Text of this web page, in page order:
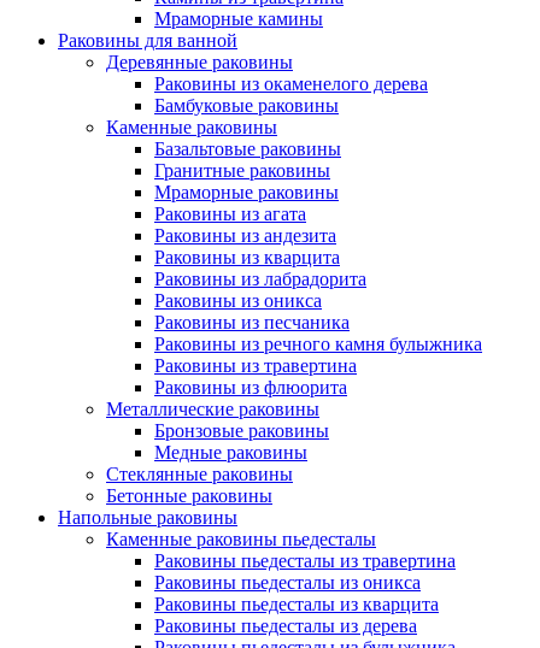
Мраморные камины
Раковины для ванной
Деревянные раковины
Раковины из окаменелого дерева
Бамбуковые раковины
Каменные раковины
Базальтовые раковины
Гранитные раковины
Мраморные раковины
Раковины из агата
Раковины из андезита
Раковины из кварцита
Раковины из лабрадорита
Раковины из оникса
Раковины из песчаника
Раковины из речного камня булыжника
Раковины из травертина
Раковины из флюорита
Металлические раковины
Бронзовые раковины
Медные раковины
Стеклянные раковины
Бетонные раковины
Напольные раковины
Каменные раковины пьедесталы
Раковины пьедесталы из травертина
Раковины пьедесталы из оникса
Раковины пьедесталы из кварцита
Раковины пьедесталы из дерева